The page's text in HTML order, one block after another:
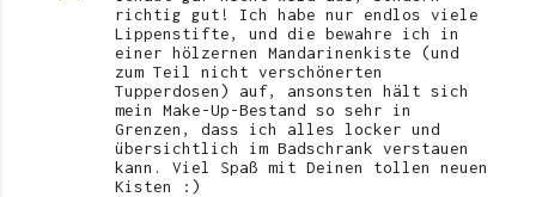
richtig gut! Ich habe nur endlos viele
Lippenstifte, und die bewahre ich in
einer hölzernen Mandarinenkiste (und
zum Teil nicht verschönerten
Tupperdosen) auf, ansonsten hält sich
mein Make-Up-Bestand so sehr in
Grenzen, dass ich alles locker und
übersichtlich im Badschrank verstauen
kann. Viel Spaß mit Deinen tollen neuen
Kisten :)